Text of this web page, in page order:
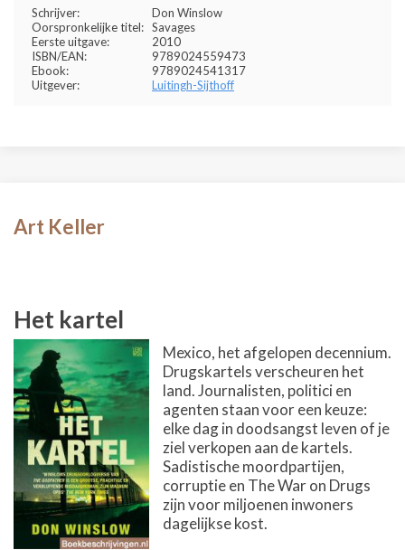
Schrijver:
Don Winslow
Oorspronkelijke titel: Savages
Eerste uitgave:
2010
ISBN/EAN:
9789024559473
Ebook:
9789024541317
Uitgever:
Luitingh-Sijthoff
Art Keller
Het kartel
Mexico, het afgelopen decennium.
Drugskartels verscheuren het
land. Journalisten, politici en
agenten staan voor een keuze:
elke dag in doodsangst leven of je
ziel verkopen aan de kartels.
Sadistische moordpartijen,
corruptie en The War on Drugs
zijn voor miljoenen inwoners
dagelijkse kost.